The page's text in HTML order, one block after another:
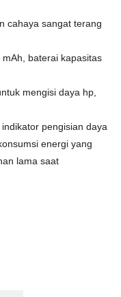
cahaya sangat terang
baterai kapasitas
mengisi daya hp,
pengisian daya
energi yang
lama saat